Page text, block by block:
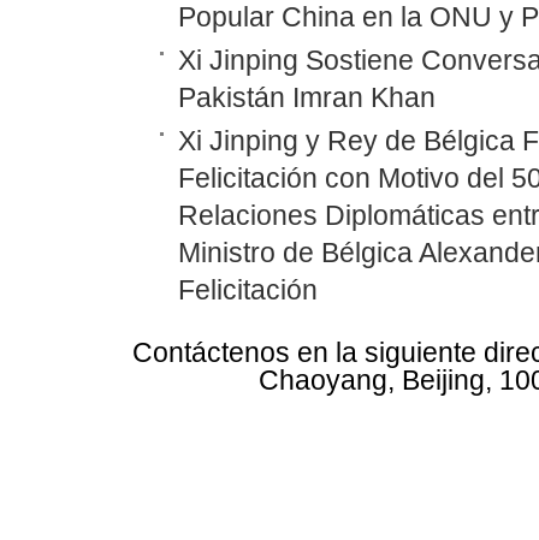
Popular China en la ONU y
Xi Jinping Sostiene
Pakistán Imran Khan
Xi Jinping y Rey de Bélgica
Felicitación con Motivo del
Relaciones Diplomáticas
Ministro de Bélgica
Felicitación
Contáctenos en la siguiente
Chaoyang, Beijing,